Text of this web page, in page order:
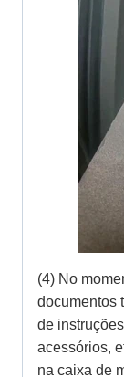
(4) No
documentos
de
acessórios,
na caixa de